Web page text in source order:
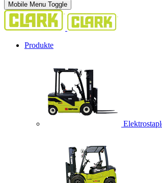
Mobile Menu Toggle
Produkte